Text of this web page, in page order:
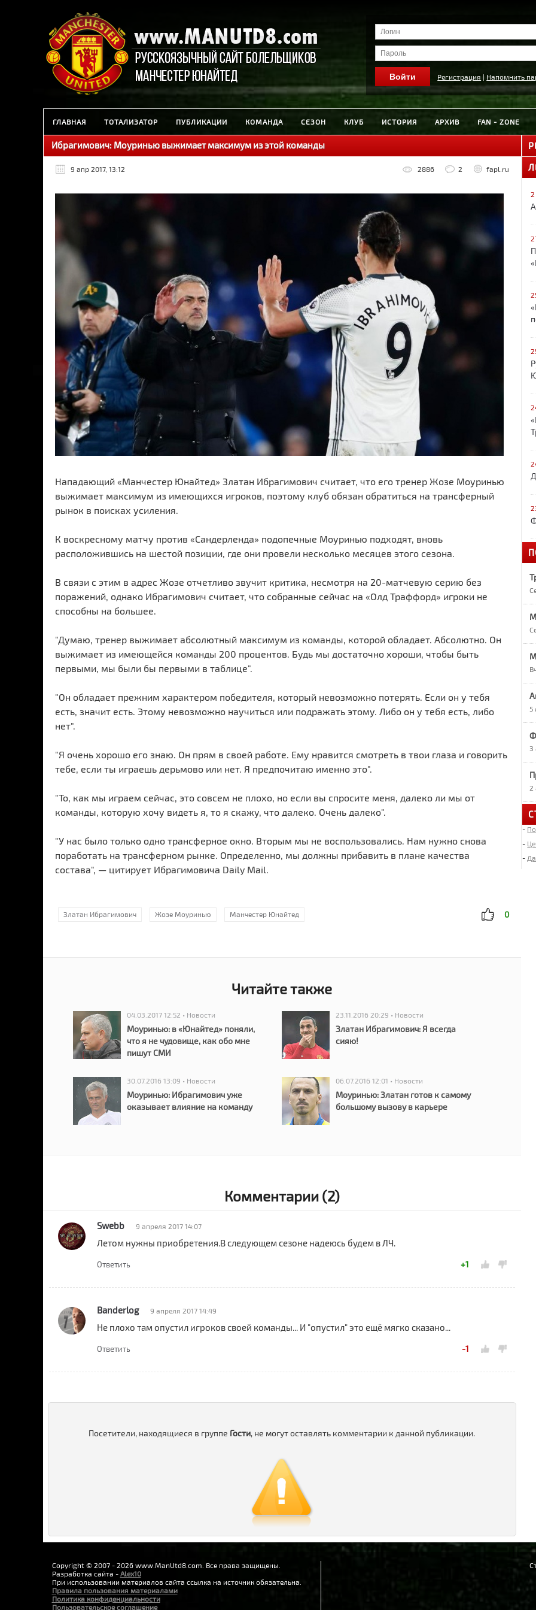
Регистрация | Напомнить
ГЛАВНАЯ ТОТАЛИЗАТОР ПУБЛИКАЦИИ КОМАНДА СЕЗОН КЛУБ ИСТОРИЯ АРХИВ FAN - ZONE
Ибрагимович: Моуринью выжимает максимум из этой команды
9 апр 2017, 13:12 2886 2 fapl.ru
Нападающий «Манчестер Юнайтед» Златан Ибрагимович считает, что его тренер Жозе Моуринью
выжимает максимум из имеющихся игроков, поэтому клуб обязан обратиться на трансферный
рынок в поисках усиления.
К воскресному матчу против «Сандерленда» подопечные Моуринью подходят, вновь
расположившись на шестой позиции, где они провели несколько месяцев этого сезона.
В связи с этим в адрес Жозе отчетливо звучит критика, несмотря на 20-матчевую серию без
поражений, однако Ибрагимович считает, что собранные сейчас на «Олд Траффорд» игроки не
способны на большее.
"Думаю, тренер выжимает абсолютный максимум из команды, которой обладает. Абсолютно. Он
выжимает из имеющейся команды 200 процентов. Будь мы достаточно хороши, чтобы быть
первыми, мы были бы первыми в таблице".
"Он обладает прежним характером победителя, который невозможно потерять. Если он у тебя
есть, значит есть. Этому невозможно научиться или подражать этому. Либо он у тебя есть, либо
нет".
"Я очень хорошо его знаю. Он прям в своей работе. Ему нравится смотреть в твои глаза и говорить
тебе, если ты играешь дерьмово или нет. Я предпочитаю именно это".
"То, как мы играем сейчас, это совсем не плохо, но если вы спросите меня, далеко ли мы от
команды, которую хочу видеть я, то я скажу, что далеко. Очень далеко".
"У нас было только одно трансферное окно. Вторым мы не воспользовались. Нам нужно снова
поработать на трансферном рынке. Определенно, мы должны прибавить в плане качества
состава", — цитирует Ибрагимовича Daily Mail.
Златан Ибрагимович Жозе Моуринью Манчестер Юнайтед 0
Читайте также
04.03.2017 12:52 • Новости
Моуринью: в «Юнайтед» поняли,
что я не чудовище, как обо мне
пишут СМИ
23.11.2016 20:29 • Новости
Златан Ибрагимович: Я всегда
сияю!
30.07.2016 13:09 • Новости
Моуринью: Ибрагимович уже
оказывает влияние на команду
06.07.2016 12:01 • Новости
Моуринью: Златан готов к самому
большому вызову в карьере
Комментарии (2)
Swebb 9 апреля 2017 14:07
Летом нужны приобретения.В следующем сезоне надеюсь будем в ЛЧ.
Ответить +1
Banderlog 9 апреля 2017 14:49
Не плохо там опустил игроков своей команды... И "опустил" это ещё мягко сказано...
Ответить -1
Посетители, находящиеся в группе Гости, не могут оставлять комментарии к данной публикации.
2
9
6
5
3
2
-
-
-
Copyright © 2007 - 2026 www.ManUtd8.com. Все права защищены.
Разработка сайта - Alex10
При использовании материалов сайта ссылка на источник обязательна.
Правила пользования материалами
Политика конфиденциальности
Пользовательское соглашение